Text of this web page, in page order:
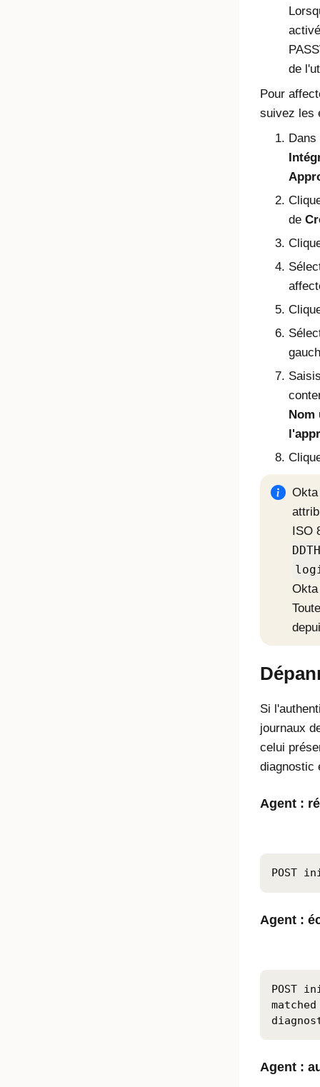
de
Pour
suivez les
de
Nom
Okta
ISO
Okta
Si
journaux
celui
diagnostic
Agent :
POST
Agent :
POST
Agent :